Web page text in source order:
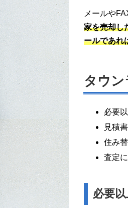
メールや
家を売却し
ールであれ
タウン
必要
見積
住み
査定
必要